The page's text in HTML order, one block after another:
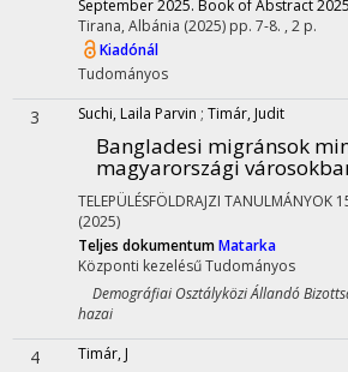
September 2025. Book of Abstract
Tirana, Albánia (2025) pp. 7-8. , 2 p.
Kiadónál
Tudományos
3 Suchi, Laila Parvin ; Timár, Judit
Bangladesi migránsok
magyarországi
TELEPÜLÉSFÖLDRAJZI TANULMÁNYOK
(2025)
Teljes dokumentumMatarka
Központi kezelésűTudományos
Demográfiai Osztályközi Állandó
hazai
4 Timár, J